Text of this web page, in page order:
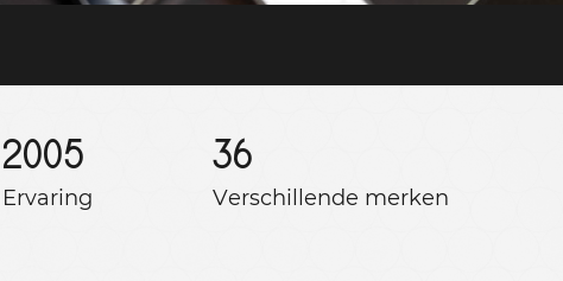
2005
Ervaring
36
Verschillende merken